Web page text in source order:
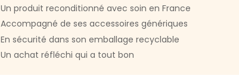
Connectivité
Wi-Fi : Oui
Génération Wi-Fi : Wi-Fi 6E (802.11ax)
Un produit reconditionné avec soin en France
Accompagné de ses accessoires génériques
En sécurité dans son emballage recyclable
Un achat réfléchi qui a tout bon